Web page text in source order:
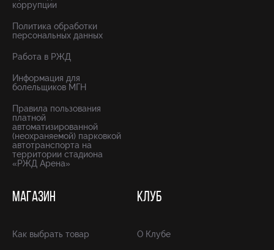
коррупции
Политика обработки
персональных данных
Работа в РЖД
Информация для
болельщиков МГН
Правила пользования
платной
автоматизированной
(неохраняемой) парковкой
автотранспорта на
территории стадиона
«РЖД Арена»
МАГАЗИН
Как выбрать товар
КЛУБ
О Клубе